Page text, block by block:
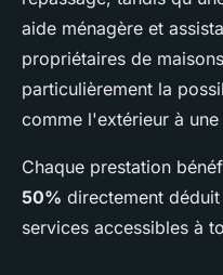
aide ménagère et
propriétaires de
particulièrement la
comme l'extérieur à
Chaque prestation
50% directement
services accessibles à